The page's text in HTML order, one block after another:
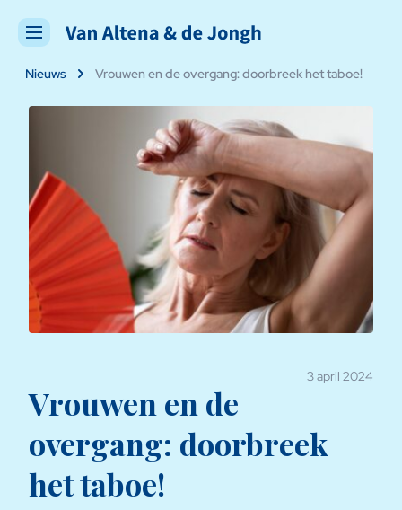
Nieuws Vrouwen en de overgang: doorbreek het taboe!
3 april 2024
Vrouwen en de
overgang: doorbreek
het taboe!